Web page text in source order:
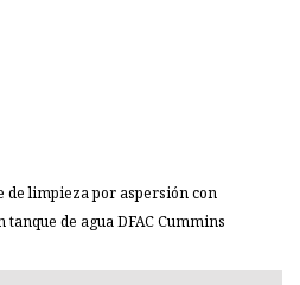
de limpieza por aspersión con
de agua DFAC Cummins